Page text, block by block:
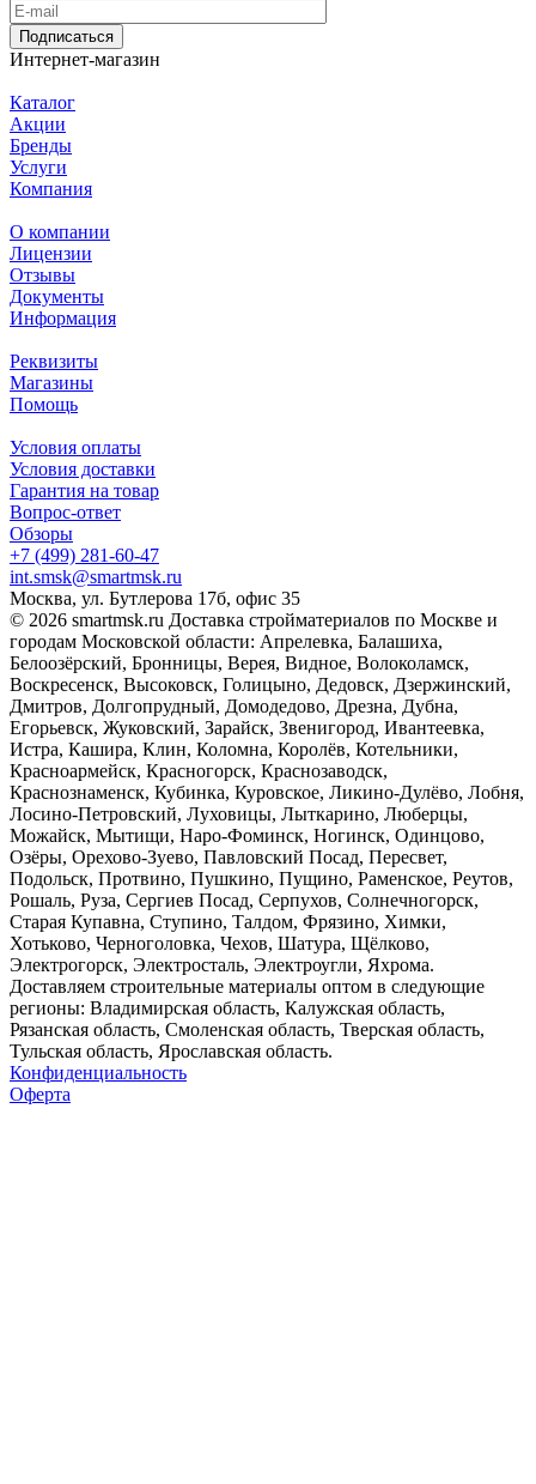
Подписаться
Интернет-магазин
Каталог
Акции
Бренды
Услуги
Компания
О компании
Лицензии
Отзывы
Документы
Информация
Реквизиты
Магазины
Помощь
Условия оплаты
Условия доставки
Гарантия на товар
Вопрос-ответ
Обзоры
+7 (499) 281-60-47
int.smsk@smartmsk.ru
Москва, ул. Бутлерова 17б, офис 35
© 2026 smartmsk.ru Доставка стройматериалов по Москве и
городам Московской области: Апрелевка, Балашиха,
Белоозёрский, Бронницы, Верея, Видное, Волоколамск,
Воскресенск, Высоковск, Голицыно, Дедовск, Дзержинский,
Дмитров, Долгопрудный, Домодедово, Дрезна, Дубна,
Егорьевск, Жуковский, Зарайск, Звенигород, Ивантеевка,
Истра, Кашира, Клин, Коломна, Королёв, Котельники,
Красноармейск, Красногорск, Краснозаводск,
Краснознаменск, Кубинка, Куровское, Ликино-Дулёво, Лобня,
Лосино-Петровский, Луховицы, Лыткарино, Люберцы,
Можайск, Мытищи, Наро-Фоминск, Ногинск, Одинцово,
Озёры, Орехово-Зуево, Павловский Посад, Пересвет,
Подольск, Протвино, Пушкино, Пущино, Раменское, Реутов,
Рошаль, Руза, Сергиев Посад, Серпухов, Солнечногорск,
Старая Купавна, Ступино, Талдом, Фрязино, Химки,
Хотьково, Черноголовка, Чехов, Шатура, Щёлково,
Электрогорск, Электросталь, Электроугли, Яхрома.
Доставляем строительные материалы оптом в следующие
регионы: Владимирская область, Калужская область,
Рязанская область, Смоленская область, Тверская область,
Тульская область, Ярославская область.
Конфиденциальность
Оферта